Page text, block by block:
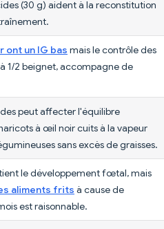
(30 g) aident à la reconstitution
ont un IG bas mais le contrôle des
1/2 beignet, accompagne de
peut affecter l'équilibre
à œil noir cuits à la vapeur
sans excès de graisses.
le développement fœtal, mais
aliments frits à cause de
est raisonnable.